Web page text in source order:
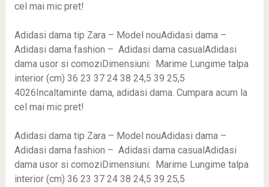
cel mai mic pret!
Adidasi dama tip Zara – Model nouAdidasi dama –
Adidasi dama fashion – Adidasi dama casualAdidasi
dama usor si comoziDimensiuni: Marime Lungime talpa
interior (cm) 36 23 37 24 38 24,5 39 25,5
4026Incaltaminte dama, adidasi dama. Cumpara acum la
cel mai mic pret!
Adidasi dama tip Zara – Model nouAdidasi dama –
Adidasi dama fashion – Adidasi dama casualAdidasi
dama usor si comoziDimensiuni: Marime Lungime talpa
interior (cm) 36 23 37 24 38 24,5 39 25,5